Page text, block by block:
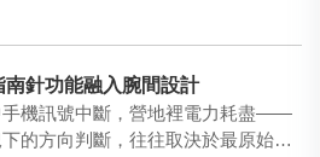
針功能融入腕間設計
手機訊號中斷，營地裡電力耗盡——
的方向判斷，往往取決於最原始的